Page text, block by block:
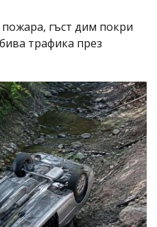
гъст дим покри
трафика през